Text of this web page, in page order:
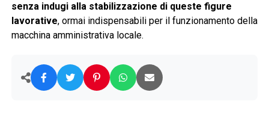
senza indugi alla stabilizzazione di queste figure
lavorative, ormai indispensabili per il funzionamento della
macchina amministrativa locale.